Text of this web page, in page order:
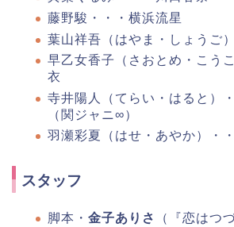
藤野駿・・・ 横浜流星
葉山祥吾 （はやま・しょうご
早乙女香子
（さおとめ・こう
衣
寺井陽人
（てらい・はると）
（関ジャニ∞）
羽瀬彩夏
（はせ・あやか）・
スタッフ
脚本・ 金子ありさ （
『恋はつ